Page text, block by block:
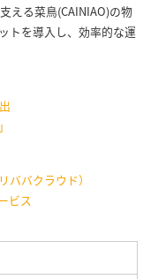
える菜鳥(CAINIAO)の物
トを導入し、効率的な運
バクラウド）
ビス